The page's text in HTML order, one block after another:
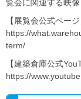
覧会に関連する映
【展覧会公式ページ
https://
term/
【建築倉庫公式
https://